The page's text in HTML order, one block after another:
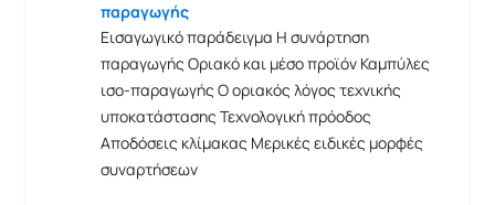
παραγωγής
Εισαγωγικό παράδειγμα Η συνάρτηση
παραγωγής Οριακό και μέσο προϊόν Καμπύλες
ισο-παραγωγής Ο οριακός λόγος τεχνικής
υποκατάστασης Τεχνολογική πρόοδος
Αποδόσεις κλίμακας Μερικές ειδικές μορφές
συναρτήσεων